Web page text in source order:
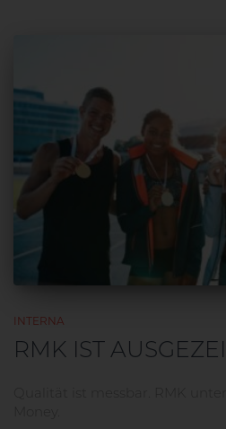
INTERNA
RMK IST